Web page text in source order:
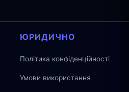
ЮРИДИЧНО
Політика конфіденційності
Умови використання